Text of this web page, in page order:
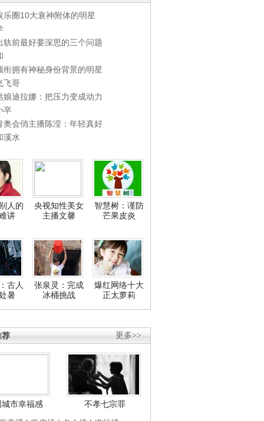
乐圈10大衰神附体的明星
轨前最好要深思的三个问题
衔拥有神秘身份背景的明星
飞哥
娘迪拉娜：把压力变成动力
卒
奥会俏主播陈滢：年轻真好
溪水
人的
讲
央视知性美女
主播文馨
智慧树：谨防
芒果皮炎
古人
暑
张泉灵：完成
冰桶挑战
爆红网络十大
正太萝莉
更多>>
荐
城市幸福感
不孝七宗罪